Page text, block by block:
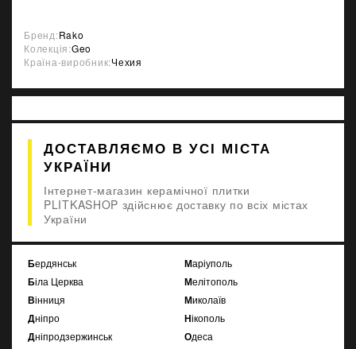
Бренд:Rako
Колекція:Geo
Країна-виробник:Чехия
ДОСТАВЛЯЄМО В УСІ МІСТА
УКРАЇНИ
Інтернет-магазин керамічної плитки
PLITKASHOP здійснює доставку по всіх містах
України
Бердянськ
Біла Церква
Вінниця
Дніпро
Дніпродзержинськ
Маріуполь
Мелітополь
Миколаїв
Нікополь
Одеса